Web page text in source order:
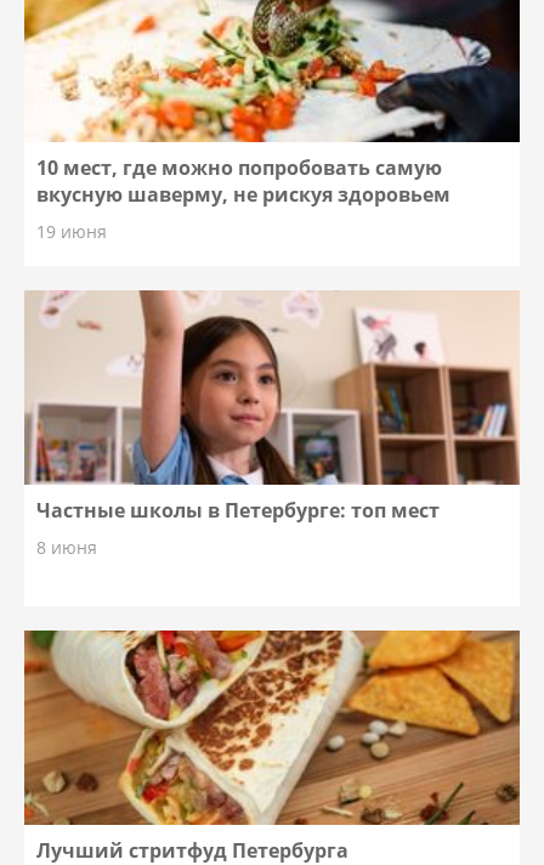
10 мест, где можно попробовать самую
вкусную шаверму, не рискуя здоровьем
19 июня
Частные школы в Петербурге: топ мест
8 июня
Лучший стритфуд Петербурга